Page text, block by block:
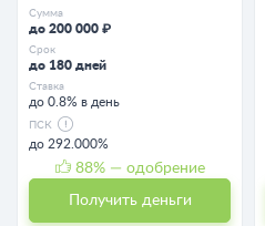
Сумма
до 200 000 ₽
Срок
до 180 дней
Ставка
до 0.8% в день
ПСК
до 292.000%
88% — одобрение
Получить деньги